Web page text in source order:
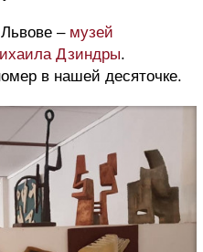
– музей
Дзиндры.
в нашей десяточке.